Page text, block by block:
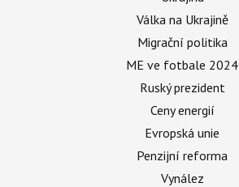
Válka na Ukrajině
Migrační politika
ME ve fotbale 2024
Ruský prezident
Ceny energií
Evropská unie
Penzijní reforma
Vynález